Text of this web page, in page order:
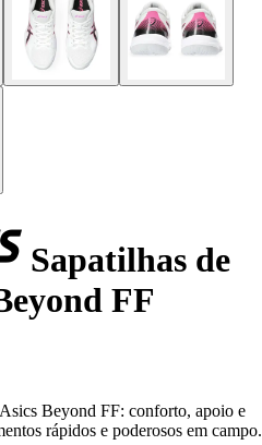
Sapatilhas de
FF
Beyond FF: conforto, apoio e
rápidos e poderosos em campo.